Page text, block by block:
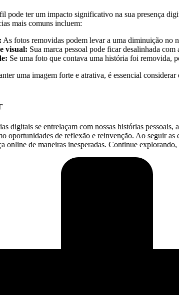
pode ter um ⁢impacto significativo na sua presença
mais comuns incluem:
As fotos ⁣removidas podem levar a uma diminuição no
visual: Sua marca pessoal pode ficar desalinhada
Se⁣ uma foto que contava uma história foi removida,
uma imagem forte e ‌atrativa, é essencial considerar
digitais​ se entrelaçam com nossas histórias
oportunidades de reflexão e⁢ reinvenção. Ao seguir⁢ as
‌online de maneiras inesperadas. Continue